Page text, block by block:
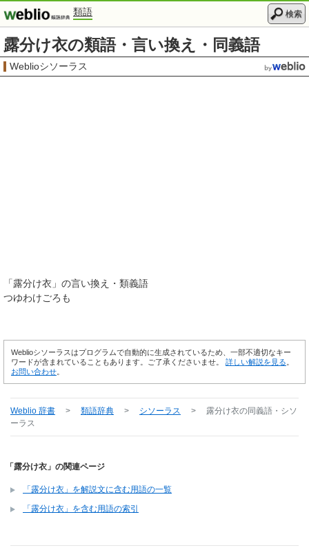
類語 検索
露分け衣の類語・言い換え・同義語
Weblioシソーラス
「露分け衣 」の言い換え・類義語
つゆわけごろも
Weblioシソーラスはプログラムで自動的に生成されているため、一部不適切なキー
ワードが含まれていることもあります。ご了承くださいませ。 詳しい解説を見る
お問い合わせ
Weblio 辞書 > 類語辞典 > シソーラス > 露分け衣の同義語・シソ
ーラス
「露分け衣」の関連ページ
「露分け衣」を解説文に含む用語の一覧
「露分け衣」を含む用語の索引